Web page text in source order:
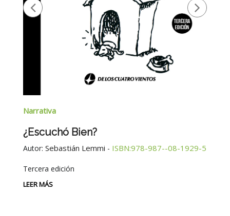
Narrativa
¿Escuchó Bien?
Autor: Sebastián Lemmi - ISBN:978-987--08-1929-5
Tercera edición
LEER MÁS